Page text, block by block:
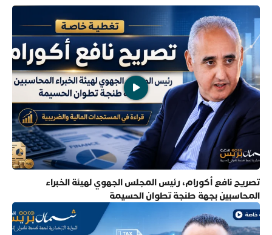
تصريح نافع أكورام، رئيس المجلس الجهوي لهيئة الخبراء
المحاسبين بجهة طنجة تطوان الحسيمة